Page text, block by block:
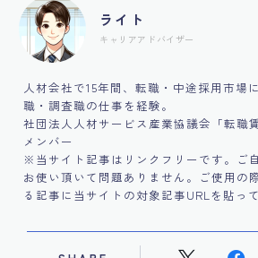
ライト
キャリアアドバイザー
人材会社で15年間、転職・中途採用市場
職・調査職の仕事を経験。
社団法人人材サービス産業協議会「転職
メンバー
※当サイト記事はリンクフリーです。ご
お使い頂いて問題ありません。ご使用の
る記事に当サイトの対象記事URLを貼っ